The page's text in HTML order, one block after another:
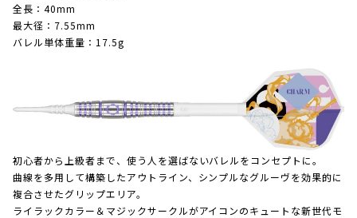
全長：40mm
最大径：7.55mm
バレル単体重量：17.5g
初心者から上級者まで、使う人を選ばないバレルをコンセプトに。
曲線を多用して構築したアウトライン、シンプルなグルーヴを効果的に
複合させたグリップエリア。
ライラックカラー＆マジックサークルがアイコンのキュートな新世代モ